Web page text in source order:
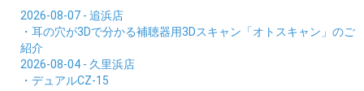
2026-08-07 - 追浜店
・耳の穴が3Dで分かる補聴器用3Dスキャン「オトスキャン」のご
紹介
2026-08-04 - 久里浜店
・デュアルCZ-15